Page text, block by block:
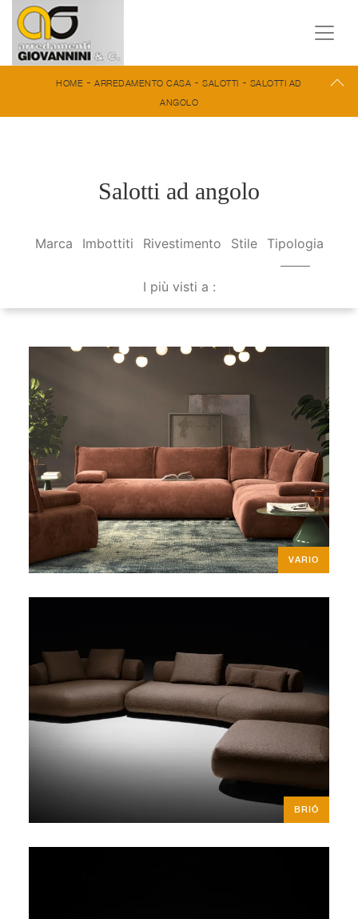
HOME -ARREDAMENTO CASA -SALOTTI - SALOTTI AD
ANGOLO
Salotti ad angolo
Marca Imbottiti Rivestimento Stile Tipologia
I più visti a :
VARIO
BRIÓ